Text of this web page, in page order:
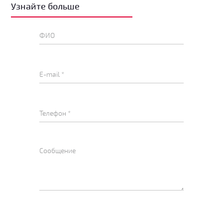
Узнайте больше